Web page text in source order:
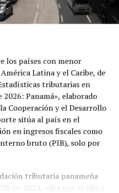
los países con menor
Latina y el Caribe, de
tributarias en
Panamá», elaborado
Cooperación y el Desarrollo
sitúa al país en el
en ingresos fiscales como
bruto (PIB), solo por
tributaria panameña
en 2024, cifra que se ubica